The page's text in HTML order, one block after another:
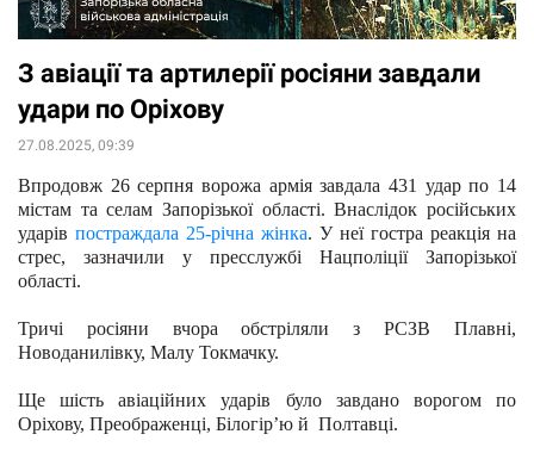
З авіації та артилерії росіяни завдали
удари по Оріхову
27.08.2025, 09:39
Впродовж 26 серпня ворожа армія завдала 431 удар по 14
містам та селам Запорізької області. Внаслідок російських
ударів постраждала 25-річна жінка. У неї гостра реакція на
стрес, зазначили у пресслужбі Нацполіції Запорізької
області.
Тричі росіяни вчора обстріляли з РСЗВ Плавні,
Новоданилівку, Малу Токмачку.
Ще шість авіаційних ударів було завдано ворогом по
Оріхову, Преображенці, Білогірʼю й  Полтавці.